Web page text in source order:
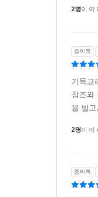
의 죽음은
- 크리스토
2명이 이
종이책
기독교
창조와
을 빌
2명이 이
종이책